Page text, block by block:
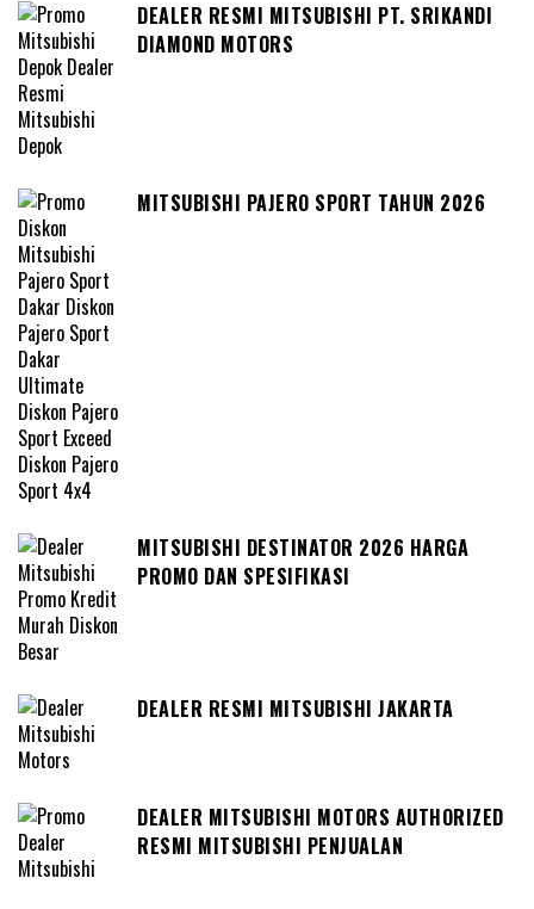
DEALER RESMI MITSUBISHI PT. SRIKANDI
DIAMOND MOTORS
MITSUBISHI PAJERO SPORT TAHUN 2026
MITSUBISHI DESTINATOR 2026 HARGA
PROMO DAN SPESIFIKASI
DEALER RESMI MITSUBISHI JAKARTA
DEALER MITSUBISHI MOTORS AUTHORIZED
RESMI MITSUBISHI PENJUALAN